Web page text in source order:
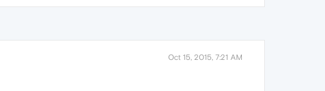
Oct 15, 2015, 7:21 AM